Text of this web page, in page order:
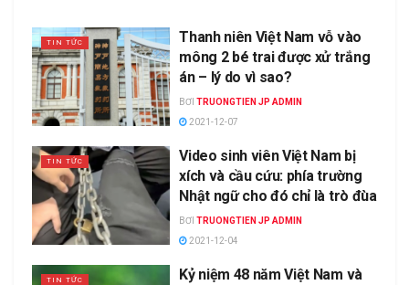
TIN TỨC
Thanh niên Việt Nam vỗ vào
mông 2 bé trai được xử trắng
án – lý do vì sao?
BƠI TRUONGTIEN JP ADMIN
2021-12-07
TIN TỨC
Video sinh viên Việt Nam bị
xích và cầu cứu: phía trường
Nhật ngữ cho đó chỉ là trò đùa
BƠI TRUONGTIEN JP ADMIN
2021-12-04
TIN TỨC
Kỷ niệm 48 năm Việt Nam và